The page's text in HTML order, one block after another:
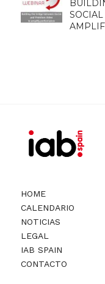
HOME
CALENDARIO
NOTICIAS
LEGAL
IAB SPAIN
CONTACTO